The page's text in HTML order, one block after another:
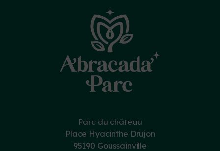
Parc du château
Place Hyacinthe Drujon
95190 Goussainville